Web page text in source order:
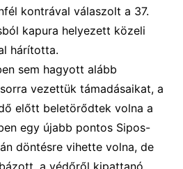
kontrával válaszolt a 37.
kapura helyezett közeli
hárította.
sem hagyott alább
vezettük támadásaikat, a
előtt beletörődtek volna a
egy újabb pontos Sipos-
döntésre vihette volna, de